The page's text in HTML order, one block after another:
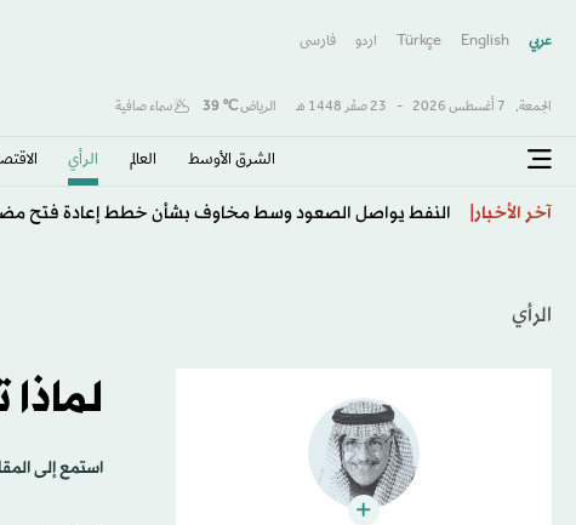
عربي English
Türkçe اردو فارسى
الجمعة, 7 أغسطس 2026 - 23 صفَر 1448 هـ الرياض℃
39 سماء صافية
الشرق الأوسط​ العالم الرأي
آخر الأخبار الذهب يتجه لأفضل أسبوع منذ يناير وسط ترقب بيانات الوظائف
الرأي
استمع إلى